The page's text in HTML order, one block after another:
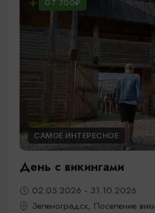
ОТ 700₽
САМОЕ ИНТЕРЕСНОЕ
День с викингами
02.05.2026 - 31.10.2026
Зеленоградск, Поселение